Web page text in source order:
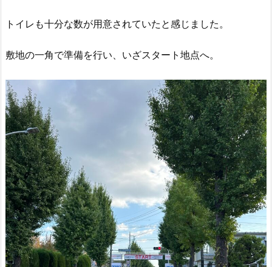
トイレも十分な数が用意されていたと感じました。
敷地の一角で準備を行い、いざスタート地点へ。